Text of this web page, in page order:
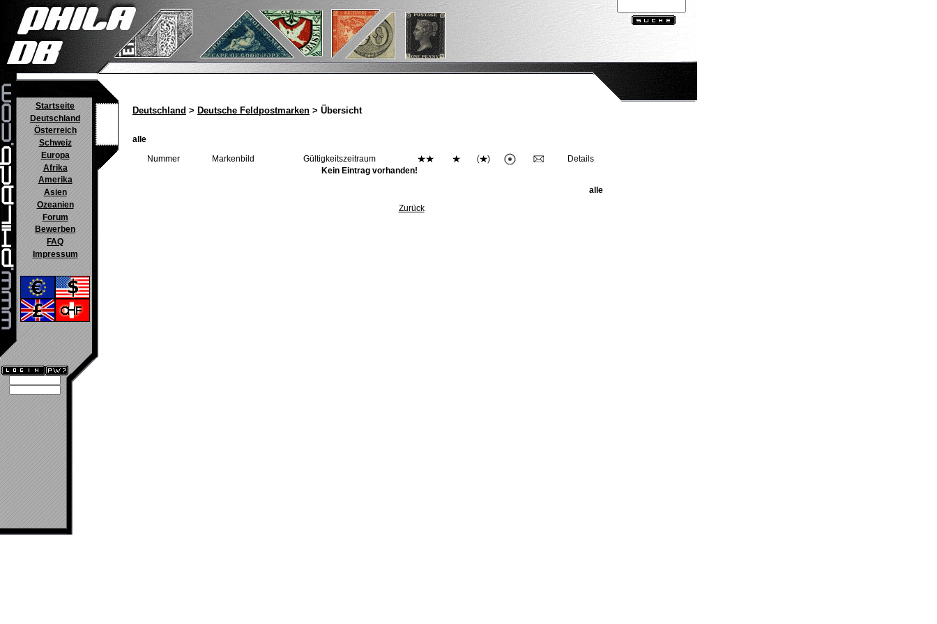
Startseite
Deutschland
Österreich
Schweiz
Europa
Afrika
Amerika
Asien
Ozeanien
Forum
Bewerben
FAQ
Impressum
Deutschland > Deutsche Feldpostmarken > Übersicht
alle
Nummer Markenbild Gültigkeitszeitraum
Details
Kein Eintrag vorhanden!
alle
Zurück